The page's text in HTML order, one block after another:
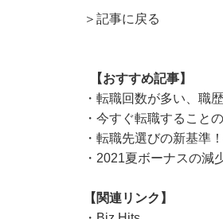
＞記事に戻る
【おすすめ記事】
・ 転職回数が多い、職
・ 今すぐ転職すること
・ 転職先選びの新基準
・ 2021夏ボーナスの減
【関連リンク】